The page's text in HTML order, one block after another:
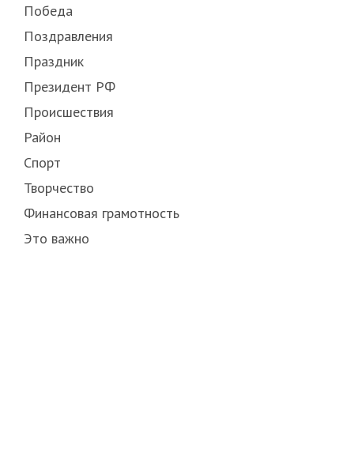
Победа
Поздравления
Праздник
Президент РФ
Происшествия
Район
Спорт
Творчество
Финансовая грамотность
Это важно